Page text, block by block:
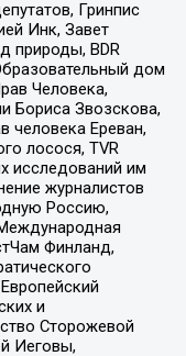
Гринпис
Инк, Завет
природы, BDR
дом
Человека,
Бориса Звозскова,
человека Ереван,
лосося, TVR
исследований им
журналистов
Россию,
Финланд,
и
Сторожевой
Иеговы,